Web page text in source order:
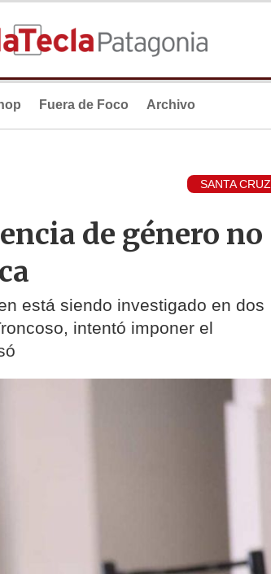
Fuera de Foco Archivo
SANTA CRUZ
de género no
está siendo investigado en dos
intentó imponer el